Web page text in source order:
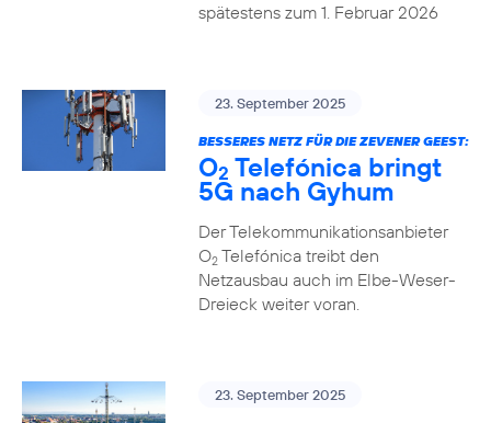
spätestens zum 1. Februar 2026
23. September 2025
BESSERES NETZ FÜR DIE ZEVENER GEEST:
O2 Telefónica bringt
5G nach Gyhum
Der Telekommunikationsanbieter
O2Telefónica treibt den
Netzausbau auch im Elbe-Weser-
Dreieck weiter voran.
23. September 2025